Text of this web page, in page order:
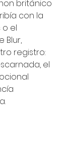
británico
con la
el
Blur,
registro:
el